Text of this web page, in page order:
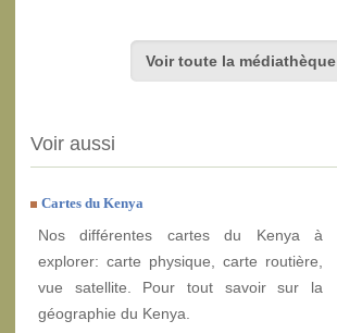
Voir toute la médiathèque
Voir aussi
Cartes du Kenya
Nos différentes cartes du Kenya à
explorer: carte physique, carte routière,
vue satellite. Pour tout savoir sur la
géographie du Kenya.